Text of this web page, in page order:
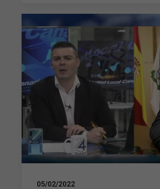
05/02/2022